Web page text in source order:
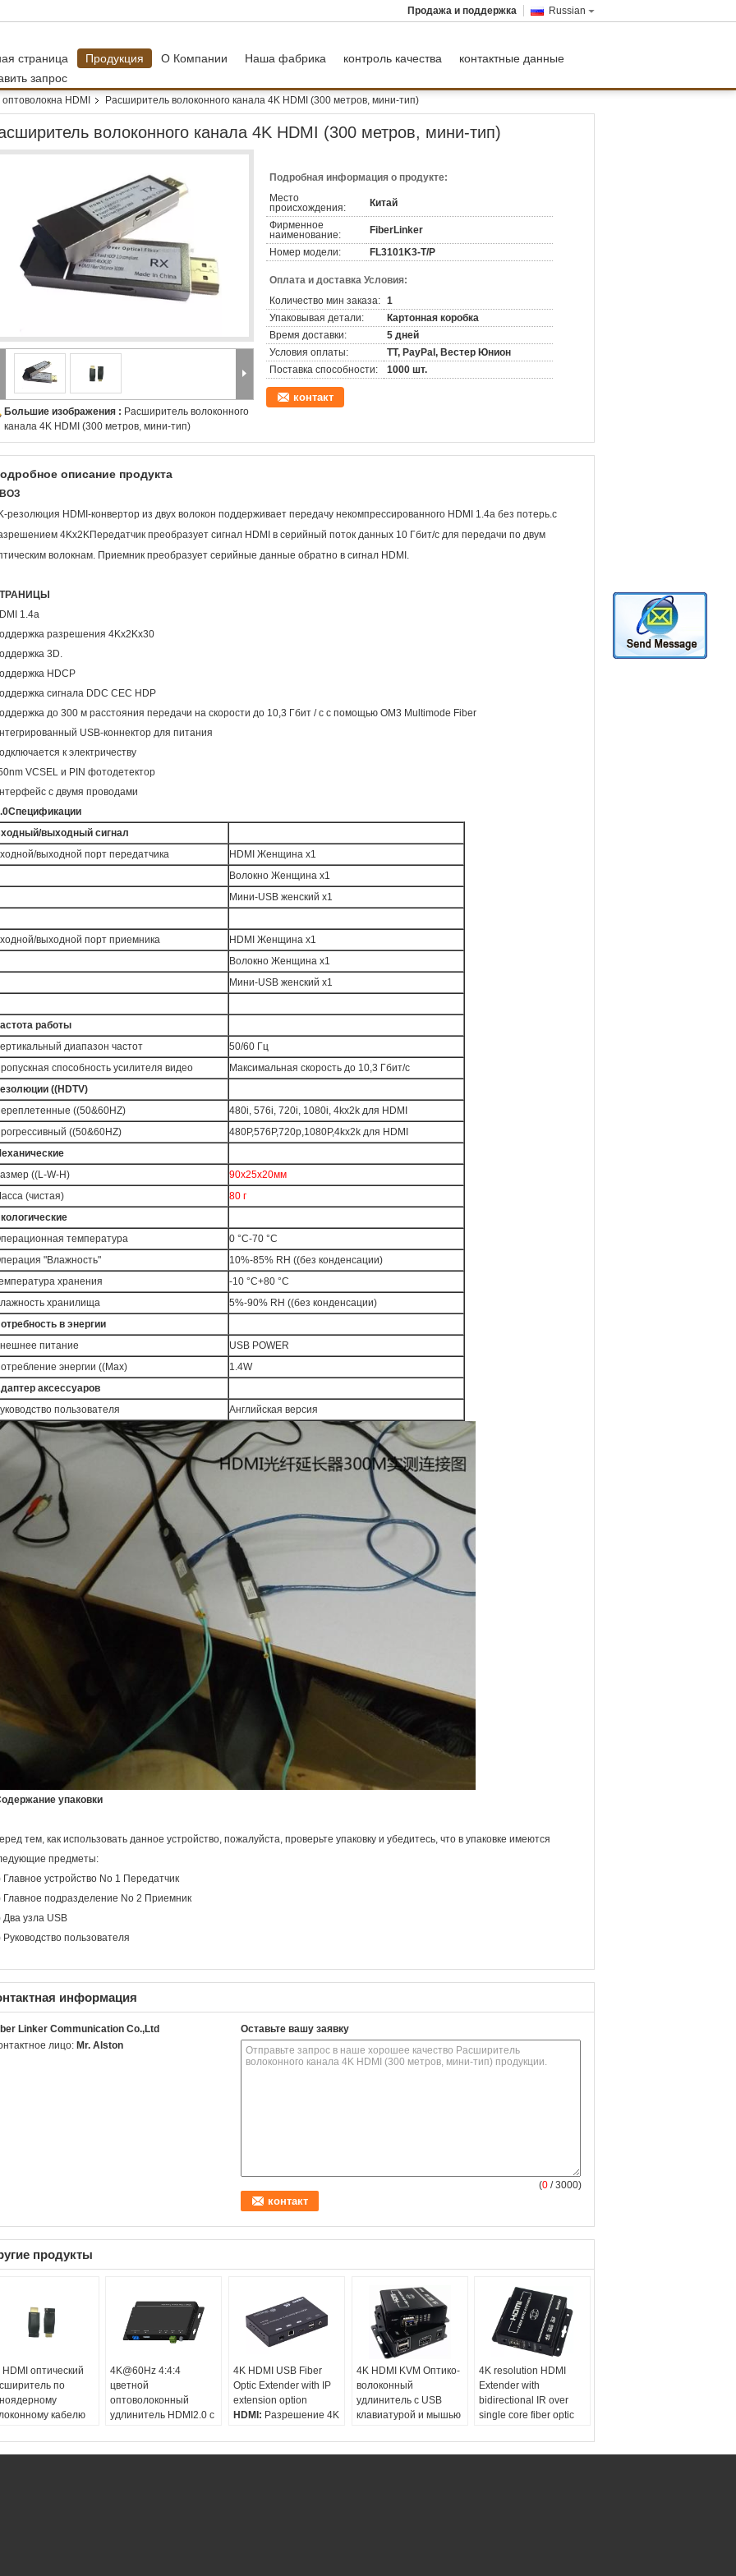
Russian
Продажа и поддержка
страница Продукция О Компании Наша фабрика контроль качества
контактные данные
запрос
HDMI Расширитель волоконного канала 4K HDMI (300 метров, мини-тип)
волоконного канала 4K HDMI (300 метров, мини-тип)
Большие изображения : Расширитель волоконного
канала 4K HDMI (300 метров, мини-тип)
Подробная информация о продукте:
Место
происхождения:
Китай
Фирменное
наименование:
FiberLinker
Номер модели:
FL3101K3-Т/Р
Оплата и доставка Условия:
Количество мин заказа: 1
Упаковывая детали:
Картонная коробка
Время доставки:
5 дней
Условия оплаты:
ТТ, PayPal, Вестер Юнион
Поставка способности:
1000 шт.
контакт
описание продукта
резолюция HDMI-конвертор из двух волокон поддерживает передачу некомпрессированного HDMI 1.4a без потерь.с
4Kx2KПередатчик преобразует сигнал HDMI в серийный поток данных 10 Гбит/с для передачи по двум
волокнам. Приемник преобразует серийные данные обратно в сигнал HDMI.
1.4a
разрешения 4Kx2Kx30
3D.
HDCP
сигнала DDC CEC HDP
до 300 м расстояния передачи на скорости до 10,3 Гбит / с с помощью OM3 Multimode Fiber
USB-коннектор для питания
к электричеству
VCSEL и PIN фотодетектор
с двумя проводами
Спецификации
выходный сигнал
выходной порт передатчика
HDMI Женщина x1
Волокно Женщина x1
Мини-USB женский x1
выходной порт приемника
HDMI Женщина x1
Волокно Женщина x1
Мини-USB женский x1
работы
диапазон частот
50/60 Гц
способность усилителя видео
Максимальная скорость до 10,3 Гбит/с
((HDTV)
((50&60HZ)
480i, 576i, 720i, 1080i, 4kx2k для HDMI
((50&60HZ)
480P,576P,720p,1080P,4kx2k для HDMI
((L-W-H)
90х25х20мм
(чистая)
80 г
температура
0 °C-70 °C
"Влажность"
10%-85% RH ((без конденсации)
хранения
-10 °C+80 °C
хранилища
5%-90% RH ((без конденсации)
в энергии
питание
USB POWER
энергии ((Max)
1.4W
аксессуаров
пользователя
Английская версия
упаковки
тем, как использовать данное устройство, пожалуйста, проверьте упаковку и убедитесь, что в упаковке имеются
предметы:
Главное устройство No 1 Передатчик
Главное подразделение No 2 Приемник
Два узла USB
Руководство пользователя
информация
Linker Communication Co.,Ltd
лицо: Mr. Alston
Оставьте вашу заявку
(0 / 3000)
продукты
HDMI оптический
по
кабелю
300meter
4K@60Hz 4:4:4
цветной
оптоволоконный
удлинитель HDMI2.0 с
HDMI:Разрешение 4K
4K HDMI USB Fiber
Optic Extender with IP
extension option
HDMI: Разрешение 4K
K&B, принтер,
4K HDMI KVM Оптико-
волоконный
удлинитель с USB
клавиатурой и мышью
4K resolution HDMI
Extender with
bidirectional IR over
single core fiber optic